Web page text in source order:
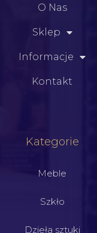
O Nas
Sklep
Informacje
Kontakt
Kategorie
Meble
Szkło
Dzieła sztuki